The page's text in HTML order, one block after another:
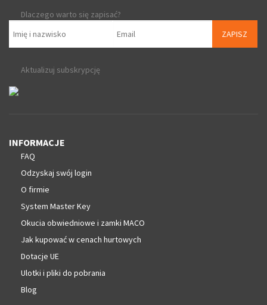
Dlaczego warto się zapisać?
ZAPISZ
Aktualizuj subskrypcję
INFORMACJE
FAQ
Odzyskaj swój login
O firmie
System Master Key
Okucia obwiedniowe i zamki MACO
Jak kupować w cenach hurtowych
Dotacje UE
Ulotki i pliki do pobrania
Blog